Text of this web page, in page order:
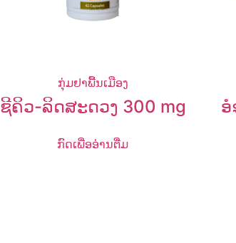
ກຸ່ມຢາພື້ນເມືອງ
ຊີຄິວ-ລິດສະດວງ 300 mg
ກົດເພື່ອອ່ານຕື່ມ